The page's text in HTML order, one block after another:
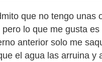
que no tengo unas
lo que me gusta
anterior solo me
el agua las arruina y